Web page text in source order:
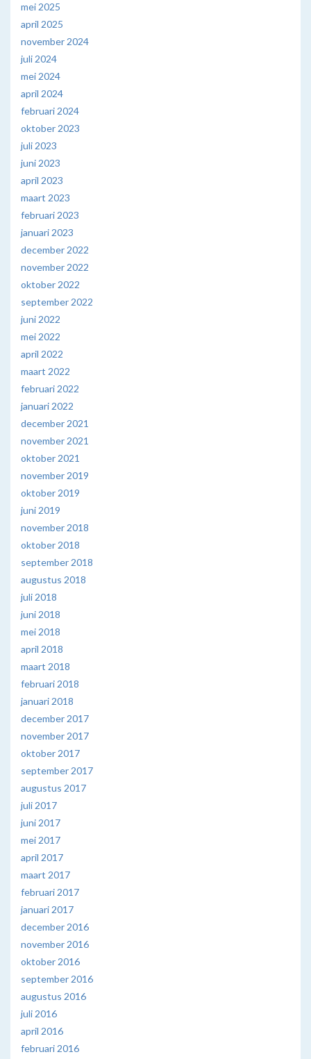
mei 2025
april 2025
november 2024
juli 2024
mei 2024
april 2024
februari 2024
oktober 2023
juli 2023
juni 2023
april 2023
maart 2023
februari 2023
januari 2023
december 2022
november 2022
oktober 2022
september 2022
juni 2022
mei 2022
april 2022
maart 2022
februari 2022
januari 2022
december 2021
november 2021
oktober 2021
november 2019
oktober 2019
juni 2019
november 2018
oktober 2018
september 2018
augustus 2018
juli 2018
juni 2018
mei 2018
april 2018
maart 2018
februari 2018
januari 2018
december 2017
november 2017
oktober 2017
september 2017
augustus 2017
juli 2017
juni 2017
mei 2017
april 2017
maart 2017
februari 2017
januari 2017
december 2016
november 2016
oktober 2016
september 2016
augustus 2016
juli 2016
april 2016
februari 2016